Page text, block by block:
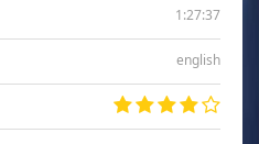
1:27:37
english